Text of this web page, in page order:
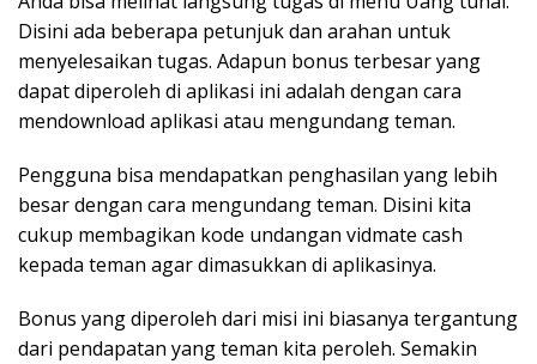
Disini ada beberapa petunjuk dan arahan untuk
menyelesaikan tugas. Adapun bonus terbesar yang
dapat diperoleh di aplikasi ini adalah dengan cara
mendownload aplikasi atau mengundang teman.
Pengguna bisa mendapatkan penghasilan yang lebih
besar dengan cara mengundang teman. Disini kita
cukup membagikan kode undangan vidmate cash
kepada teman agar dimasukkan di aplikasinya.
Bonus yang diperoleh dari misi ini biasanya tergantung
dari pendapatan yang teman kita peroleh. Semakin